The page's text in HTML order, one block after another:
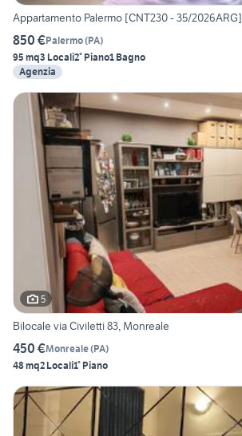
Appartamento Palermo [CNT230 - 35/2026ARG]
850 €Palermo(PA)
95 mq3 Locali2° Piano1 Bagno
Agenzia
5
Bilocale via Civiletti 83, Monreale
450 €Monreale(PA)
48 mq2 Locali1° Piano